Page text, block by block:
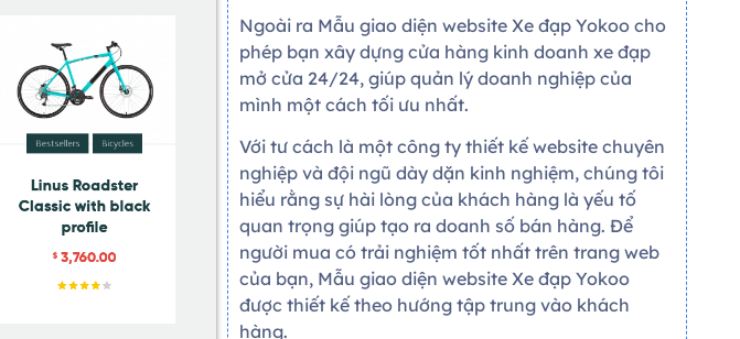
Ngoài ra Mẫu giao diện website Xe đạp Yokoo cho
phép bạn xây dựng cửa hàng kinh doanh xe đạp
mở cửa 24/24, giúp quản lý doanh nghiệp của
mình một cách tối ưu nhất.
Với tư cách là một công ty thiết kế website chuyên
nghiệp và đội ngũ dày dặn kinh nghiệm, chúng tôi
hiểu rằng sự hài lòng của khách hàng là yếu tố
quan trọng giúp tạo ra doanh số bán hàng. Để
người mua có trải nghiệm tốt nhất trên trang web
của bạn, Mẫu giao diện website Xe đạp Yokoo
được thiết kế theo hướng tập trung vào khách
hàng.